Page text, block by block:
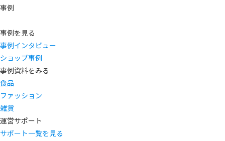
事例
事例を見る
事例インタビュー
ショップ事例
事例資料をみる
食品
ファッション
雑貨
運営サポート
サポート一覧を見る